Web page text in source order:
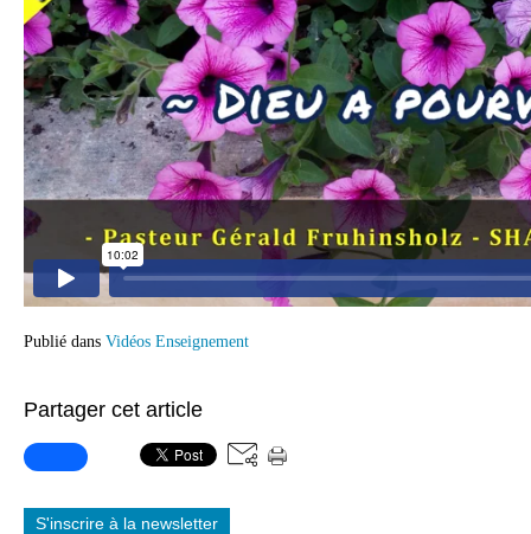
Publié dans Vidéos Enseignement
Partager cet article
S'inscrire à la newsletter